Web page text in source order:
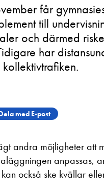
får
till
och därmed
har
med E-post
andra möjligheter att
anpassas,
också ske kvällar